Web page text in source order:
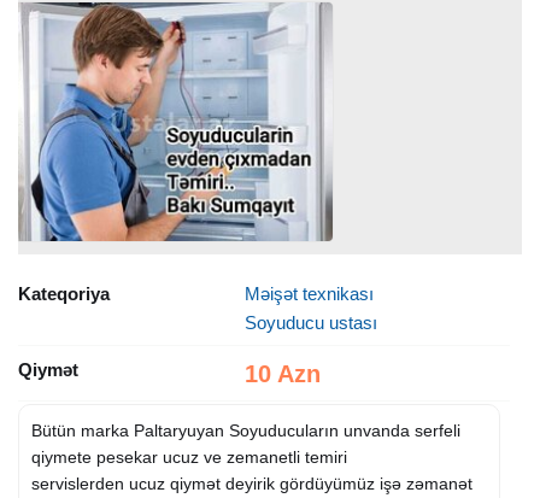
Kateqoriya
Məişət texnikası
Soyuducu ustası
Qiymət 10 Azn
Bütün marka Paltaryuyan Soyuducuların unvanda serfeli
qiymete pesekar ucuz ve zemanetli temiri
servislerden ucuz qiymət deyirik gördüyümüz işə zəmanət